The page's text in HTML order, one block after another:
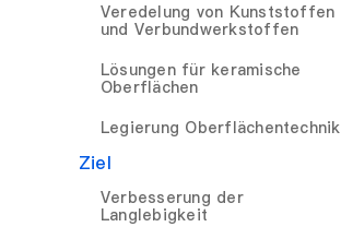
Veredelung von Kunststoffen
und Verbundwerkstoffen
Lösungen für keramische
Oberflächen
Legierung Oberflächentechnik
Ziel
Verbesserung der
Langlebigkeit